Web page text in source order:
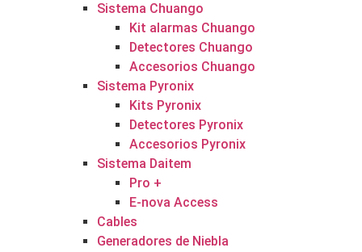
Sistema Chuango
Kit alarmas Chuango
Detectores Chuango
Accesorios Chuango
Sistema Pyronix
Kits Pyronix
Detectores Pyronix
Accesorios Pyronix
Sistema Daitem
Pro +
E-nova Access
Cables
Generadores de Niebla